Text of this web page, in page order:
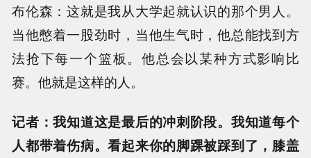
布伦森：这就是我从大学起就认识的那个男人。
当他憋着一股劲时，当他生气时，他总能找到方
法抢下每一个篮板。他总会以某种方式影响比
赛。他就是这样的人。
记者：我知道这是最后的冲刺阶段。我知道每个
人都带着伤病。看起来你的脚踝被踩到了，膝盖